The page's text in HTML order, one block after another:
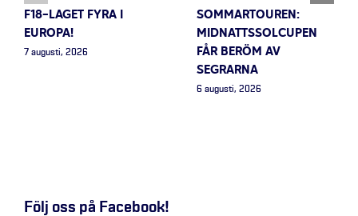
F18-LAGET FYRA I
EUROPA!
7 augusti, 2026
SOMMARTOUREN:
MIDNATTSSOLCUPEN
FÅR BERÖM AV
SEGRARNA
6 augusti, 2026
Följ oss på Facebook!